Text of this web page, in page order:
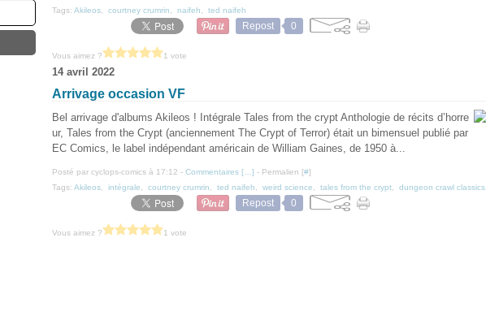
Tags: Akileos courtney crumrin naifeh ted naifeh
Repost 0
Vous aimez ? 1 vote
14 avril 2022
Arrivage occasion VF
Bel arrivage d'albums Akileos ! Intégrale Tales from the crypt Anthologie de récits d’horre
ur, Tales from the Crypt (anciennement The Crypt of Terror) était un bimensuel publié par
EC Comics, le label indépendant américain de William Gaines, de 1950 à...
Posté par cyclops-comics à 17:12 - Commentaires [ ] - Permalien [#]
Tags: Akileos intégrale courtney crumrin ted naifeh weird science tales from the crypt dungeon crawl classics
Repost 0
Vous aimez ? 1 vote